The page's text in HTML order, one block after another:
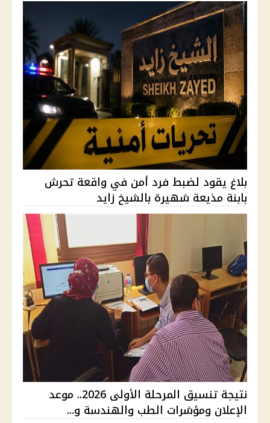
بلاغ يقود لضبط فرد أمن في واقعة تحرش
بابنة مذيعة شهيرة بالشيخ زايد
نتيجة تنسيق المرحلة الأولى 2026.. موعد
الإعلان ومؤشرات الطب والهندسة و...